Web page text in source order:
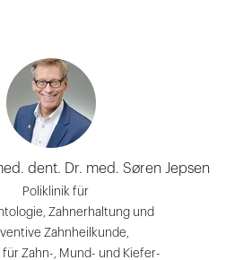
dent. Dr. med. Søren Jepsen
Poliklinik für
Zahnerhaltung und
Zahnheilkunde,
Zahn-, Mund- und Kiefer-